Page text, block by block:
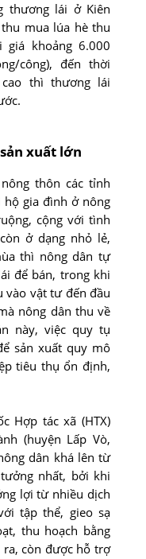
thương lái ở Kiên
thu mua lúa hè thu
khoảng 6.000
công), đến thời
thì thương lái
xuất lớn
thôn các tỉnh
hộ gia đình ở nông
cộng với tình
ở dạng nhỏ lẻ,
thì nông dân tự
để bán, trong khi
vào vật tư đến đầu
nông dân thu về
này, việc quy tụ
sản xuất quy mô
tiêu thụ ổn định,
Hợp tác xã (HTX)
(huyện Lấp Vò,
dân khá lên từ
nhất, bởi khi
lợi từ nhiều dịch
tập thể, gieo sạ
thu hoạch bằng
còn được hỗ trợ